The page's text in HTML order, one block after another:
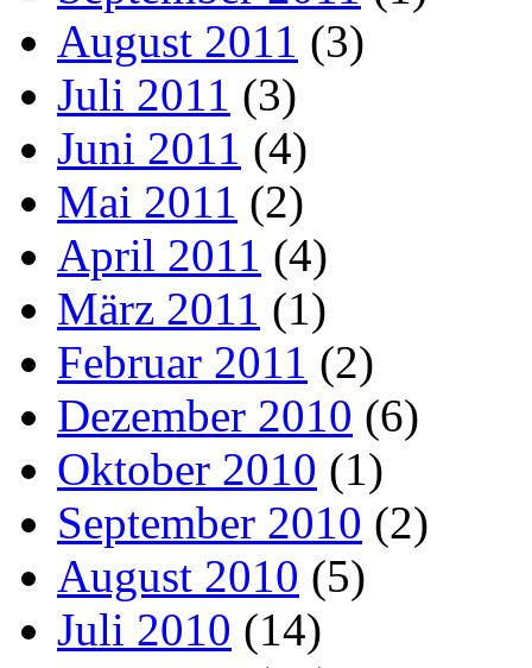
August 2011 (3)
Juli 2011 (3)
Juni 2011 (4)
Mai 2011 (2)
April 2011 (4)
März 2011 (1)
Februar 2011 (2)
Dezember 2010 (6)
Oktober 2010 (1)
September 2010 (2)
August 2010 (5)
Juli 2010 (14)